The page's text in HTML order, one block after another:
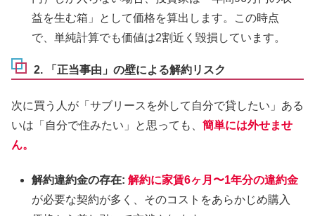
益を生む箱」として価格を算出します。この時点
で、単純計算でも価値は2割近く毀損しています。
2. 「正当事由」の壁による解約リスク
次に買う人が「サブリースを外して自分で貸したい」ある
いは「自分で住みたい」と思っても、 簡単には外せませ
ん。
解約違約金の存在: 解約に家賃6ヶ月〜1年分の違約金
が必要な契約が多く、そのコストをあらかじめ購入